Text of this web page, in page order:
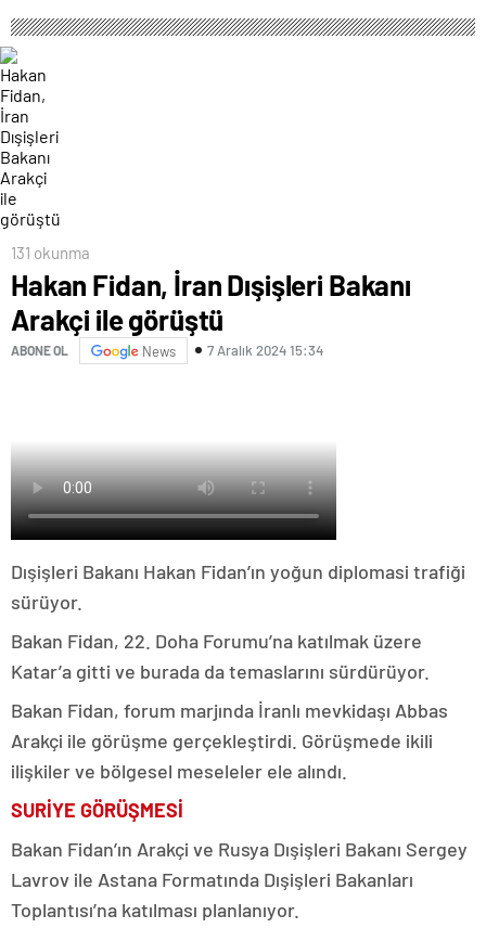
131 okunma
Hakan Fidan, İran Dışişleri Bakanı
Arakçi ile görüştü
ABONE OL News 7 Aralık 2024 15:34
Dışişleri Bakanı Hakan Fidan’ın yoğun diplomasi trafiği
sürüyor.
Bakan Fidan, 22. Doha Forumu’na katılmak üzere
Katar’a gitti ve burada da temaslarını sürdürüyor.
Bakan Fidan, forum marjında İranlı mevkidaşı Abbas
Arakçi ile görüşme gerçekleştirdi. Görüşmede ikili
ilişkiler ve bölgesel meseleler ele alındı.
SURİYE GÖRÜŞMESİ
Bakan Fidan’ın Arakçi ve Rusya Dışişleri Bakanı Sergey
Lavrov ile Astana Formatında Dışişleri Bakanları
Toplantısı’na katılması planlanıyor.